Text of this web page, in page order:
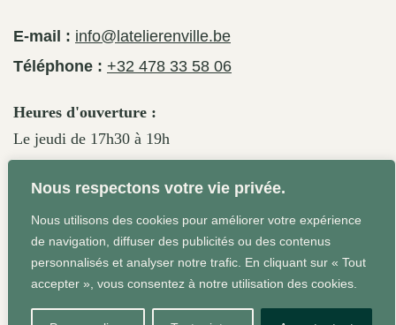
Nous respectons votre vie privée.
Nous utilisons des cookies pour améliorer votre expérience
de navigation, diffuser des publicités ou des contenus
personnalisés et analyser notre trafic. En cliquant sur « Tout
accepter », vous consentez à notre utilisation des cookies.
E-mail : info@latelierenville.be
Téléphone : +32 478 33 58 06
Heures d'ouverture :
Le jeudi de 17h30 à 19h
Le vendredi de 17h30 à 19h30
Le samedi de 11h30 à 19h
Conditions Générales
Site web réalisé par Agrum'ent -
Squeeze your brand!